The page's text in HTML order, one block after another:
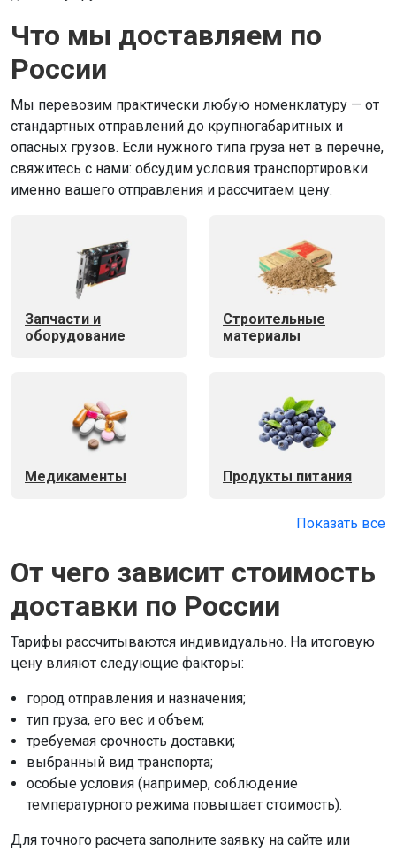
Что мы доставляем по
России
Мы перевозим практически любую номенклатуру — от
стандартных отправлений до крупногабаритных и
опасных грузов. Если нужного типа груза нет в перечне,
свяжитесь с нами: обсудим условия транспортировки
именно вашего отправления и рассчитаем цену.
Запчасти и
оборудование
Строительные
материалы
Медикаменты Продукты питания
Показать все
От чего зависит стоимость
доставки по России
Тарифы рассчитываются индивидуально. На итоговую
цену влияют следующие факторы:
город отправления и назначения;
тип груза, его вес и объем;
требуемая срочность доставки;
выбранный вид транспорта;
особые условия (например, соблюдение
температурного режима повышает стоимость).
Для точного расчета заполните заявку на сайте или